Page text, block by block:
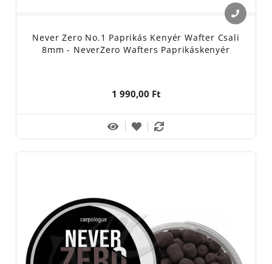
Never Zero No.1 Paprikás Kenyér Wafter Csali
8mm - NeverZero Wafters Paprikáskenyér
1 990,00 Ft